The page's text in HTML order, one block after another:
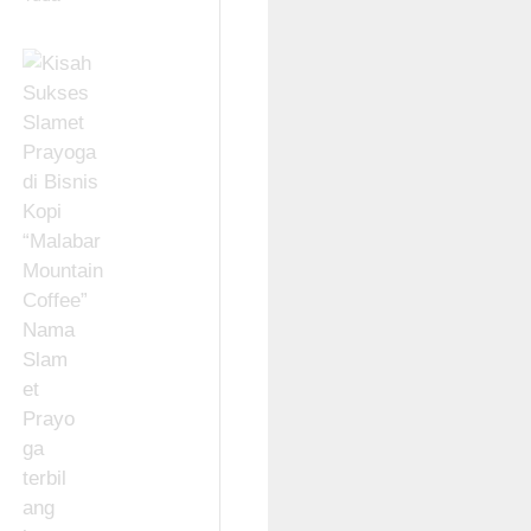
Nama
Slam
et
Prayo
ga
terbil
ang